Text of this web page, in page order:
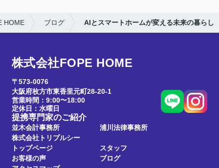
HOME ブログ AIとスマートホームが変える未来の暮らし
株式会社FOPE HOME
〒573-0076
大阪府枚方市東香里元町28-20-1
営業時間：9:00〜18:00
定休日：水曜日
提携専門家のご紹介
並木会計事務所
浦川法律事務所
株式会社トリプルシー
トップページ
スタッフ
お客様の声
ブログ